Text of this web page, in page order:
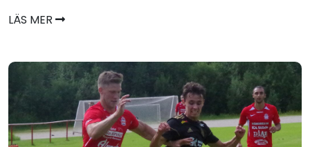
LÄS MER